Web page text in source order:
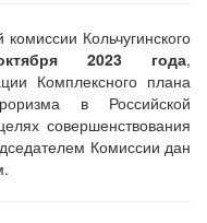
Кольчугинского
2023 года,
Комплексного плана
в Российской
совершенствования
Комиссии дан